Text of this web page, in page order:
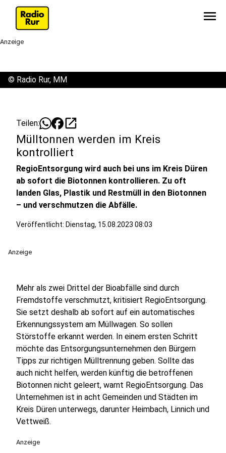
menu
Anzeige
© Radio Rur, MM
Teilen: open_in_new
Mülltonnen werden im Kreis
kontrolliert
RegioEntsorgung wird auch bei uns im Kreis Düren
ab sofort die Biotonnen kontrollieren. Zu oft
landen Glas, Plastik und Restmüll in den Biotonnen
– und verschmutzen die Abfälle.
Veröffentlicht: Dienstag, 15.08.2023 08:03
Anzeige
Mehr als zwei Drittel der Bioabfälle sind durch
Fremdstoffe verschmutzt, kritisiert RegioEntsorgung.
Sie setzt deshalb ab sofort auf ein automatisches
Erkennungssystem am Müllwagen. So sollen
Störstoffe erkannt werden. In einem ersten Schritt
möchte das Entsorgungsunternehmen den Bürgern
Tipps zur richtigen Mülltrennung geben. Sollte das
auch nicht helfen, werden künftig die betroffenen
Biotonnen nicht geleert, warnt RegioEntsorgung. Das
Unternehmen ist in acht Gemeinden und Städten im
Kreis Düren unterwegs, darunter Heimbach, Linnich und
Vettweiß.
Anzeige